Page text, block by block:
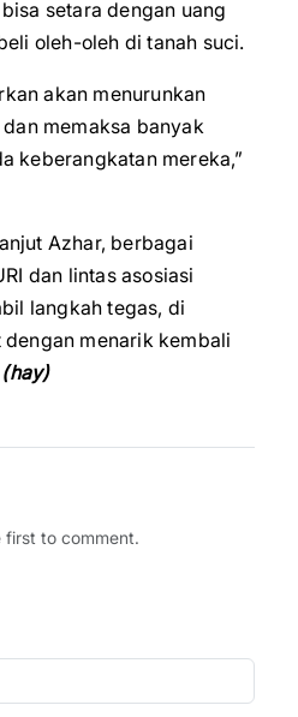
setara dengan uang
oleh-oleh di tanah suci.
akan menurunkan
memaksa banyak
keberangkatan mereka,”
Azhar, berbagai
dan lintas asosiasi
langkah tegas, di
menarik kembali
(hay)
first to comment.